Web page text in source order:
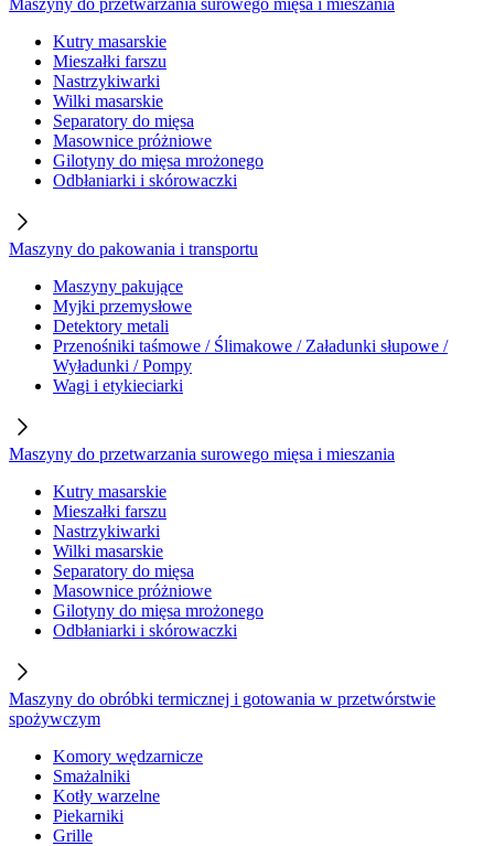
Maszyny do przetwarzania surowego mięsa i mieszania
Kutry masarskie
Mieszałki farszu
Nastrzykiwarki
Wilki masarskie
Separatory do mięsa
Masownice próżniowe
Gilotyny do mięsa mrożonego
Odbłaniarki i skórowaczki
Maszyny do pakowania i transportu
Maszyny pakujące
Myjki przemysłowe
Detektory metali
Przenośniki taśmowe / Ślimakowe / Załadunki słupowe /
Wyładunki / Pompy
Wagi i etykieciarki
Maszyny do przetwarzania surowego mięsa i mieszania
Kutry masarskie
Mieszałki farszu
Nastrzykiwarki
Wilki masarskie
Separatory do mięsa
Masownice próżniowe
Gilotyny do mięsa mrożonego
Odbłaniarki i skórowaczki
Maszyny do obróbki termicznej i gotowania w przetwórstwie
spożywczym
Komory wędzarnicze
Smażalniki
Kotły warzelne
Piekarniki
Grille